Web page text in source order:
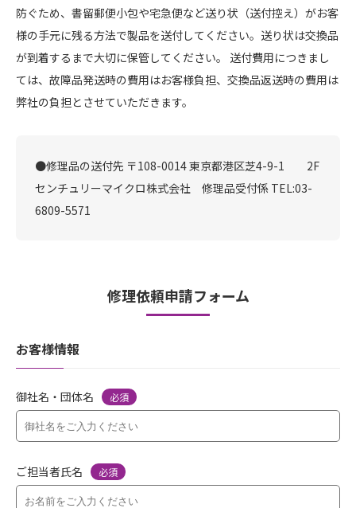
防ぐため、書留郵便小包や宅急便など送り状（送付控え）がお客
様の手元に残る方法で製品を送付してください。送り状は交換品
が到着するまで大切に保管してください。 送付費用につきまし
ては、故障品発送時の費用はお客様負担、交換品返送時の費用は
弊社の負担とさせていただきます。
●修理品の送付先 〒108-0014 東京都港区芝4-9-1 2F
センチュリーマイクロ株式会社 修理品受付係 TEL:03-
6809-5571
修理依頼申請フォーム
お客様情報
御社名・団体名 必須
ご担当者氏名 必須